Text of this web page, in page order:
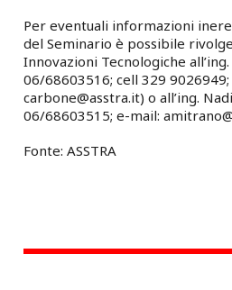
Per eventuali informazioni
del Seminario è possibile
Innovazioni Tecnologiche
06/68603516; cell 329
carbone@asstra.it) o all’ing.
06/68603515; e-mail:
Fonte: ASSTRA